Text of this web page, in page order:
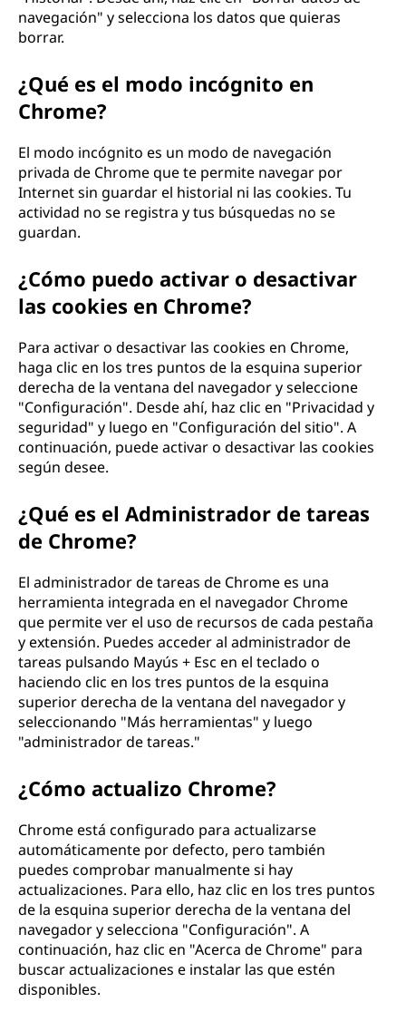
navegación" y selecciona los datos que quieras
borrar.
¿Qué es el modo incógnito en
Chrome?
El modo incógnito es un modo de navegación
privada de Chrome que te permite navegar por
Internet sin guardar el historial ni las cookies. Tu
actividad no se registra y tus búsquedas no se
guardan.
¿Cómo puedo activar o desactivar
las cookies en Chrome?
Para activar o desactivar las cookies en Chrome,
haga clic en los tres puntos de la esquina superior
derecha de la ventana del navegador y seleccione
"Configuración". Desde ahí, haz clic en "Privacidad y
seguridad" y luego en "Configuración del sitio". A
continuación, puede activar o desactivar las cookies
según desee.
¿Qué es el Administrador de tareas
de Chrome?
El administrador de tareas de Chrome es una
herramienta integrada en el navegador Chrome
que permite ver el uso de recursos de cada pestaña
y extensión. Puedes acceder al administrador de
tareas pulsando Mayús + Esc en el teclado o
haciendo clic en los tres puntos de la esquina
superior derecha de la ventana del navegador y
seleccionando "Más herramientas" y luego
"administrador de tareas."
¿Cómo actualizo Chrome?
Chrome está configurado para actualizarse
automáticamente por defecto, pero también
puedes comprobar manualmente si hay
actualizaciones. Para ello, haz clic en los tres puntos
de la esquina superior derecha de la ventana del
navegador y selecciona "Configuración". A
continuación, haz clic en "Acerca de Chrome" para
buscar actualizaciones e instalar las que estén
disponibles.